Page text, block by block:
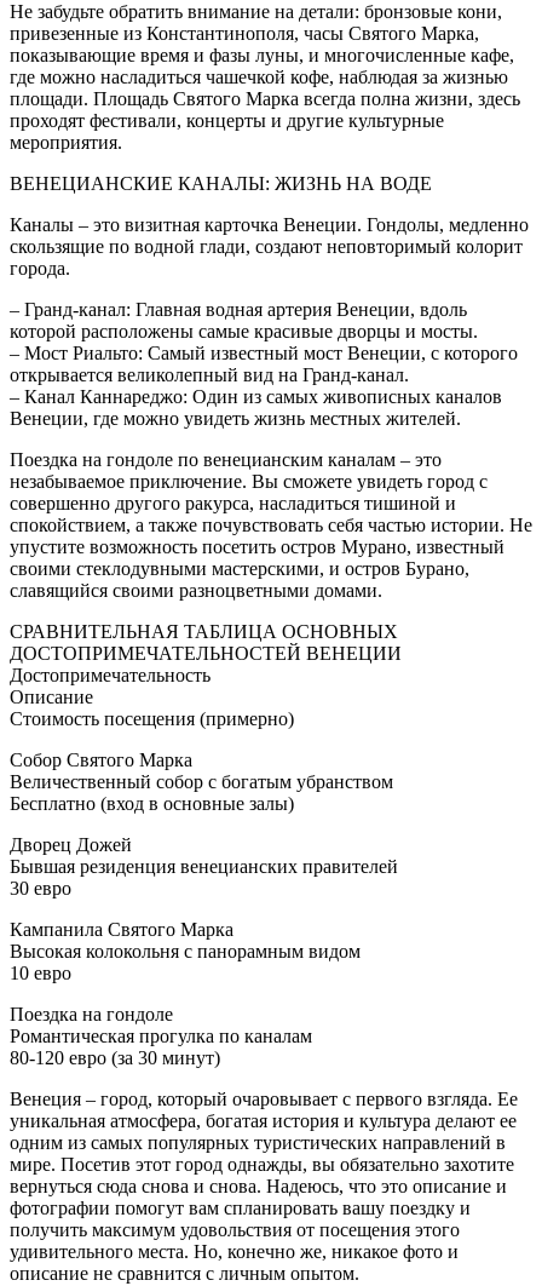
Не забудьте обратить внимание на детали: бронзовые кони,
привезенные из Константинополя, часы Святого Марка,
показывающие время и фазы луны, и многочисленные кафе,
где можно насладиться чашечкой кофе, наблюдая за жизнью
площади. Площадь Святого Марка всегда полна жизни, здесь
проходят фестивали, концерты и другие культурные
мероприятия.
ВЕНЕЦИАНСКИЕ КАНАЛЫ: ЖИЗНЬ НА ВОДЕ
Каналы – это визитная карточка Венеции. Гондолы, медленно
скользящие по водной глади, создают неповторимый колорит
города.
– Гранд-канал: Главная водная артерия Венеции, вдоль
которой расположены самые красивые дворцы и мосты.
– Мост Риальто: Самый известный мост Венеции, с которого
открывается великолепный вид на Гранд-канал.
– Канал Каннареджо: Один из самых живописных каналов
Венеции, где можно увидеть жизнь местных жителей.
Поездка на гондоле по венецианским каналам – это
незабываемое приключение. Вы сможете увидеть город с
совершенно другого ракурса, насладиться тишиной и
спокойствием, а также почувствовать себя частью истории. Не
упустите возможность посетить остров Мурано, известный
своими стеклодувными мастерскими, и остров Бурано,
славящийся своими разноцветными домами.
СРАВНИТЕЛЬНАЯ ТАБЛИЦА ОСНОВНЫХ
ДОСТОПРИМЕЧАТЕЛЬНОСТЕЙ ВЕНЕЦИИ
Достопримечательность
Описание
Стоимость посещения (примерно)
Собор Святого Марка
Величественный собор с богатым убранством
Бесплатно (вход в основные залы)
Дворец Дожей
Бывшая резиденция венецианских правителей
30 евро
Кампанила Святого Марка
Высокая колокольня с панорамным видом
10 евро
Поездка на гондоле
Романтическая прогулка по каналам
80-120 евро (за 30 минут)
Венеция – город, который очаровывает с первого взгляда. Ее
уникальная атмосфера, богатая история и культура делают ее
одним из самых популярных туристических направлений в
мире. Посетив этот город однажды, вы обязательно захотите
вернуться сюда снова и снова. Надеюсь, что это описание и
фотографии помогут вам спланировать вашу поездку и
получить максимум удовольствия от посещения этого
удивительного места. Но, конечно же, никакое фото и
описание не сравнится с личным опытом.